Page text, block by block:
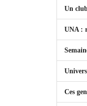
Un
UNA :
Ces